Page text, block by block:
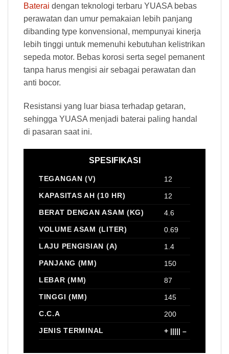
Baterai dengan teknologi terbaru YUASA bebas
perawatan dan umur pemakaian lebih panjang
dibanding type konvensional, mempunyai kinerja
lebih tinggi untuk memenuhi kebutuhan kelistrikan
sepeda motor. Bebas korosi serta segel pemanent
tanpa harus mengisi air sebagai perawatan dan
anti bocor.
Resistansi yang luar biasa terhadap getaran,
sehingga YUASA menjadi baterai paling handal
di pasaran saat ini.
SPESIFIKASI
TEGANGAN (V)
12
KAPASITAS AH (10 HR)
12
BERAT DENGAN ASAM (KG)
4.6
VOLUME ASAM (LITER)
0.69
LAJU PENGISIAN (A)
1.4
PANJANG (MM)
150
LEBAR (MM)
87
TINGGI (MM)
145
C.C.A
200
JENIS TERMINAL
+ ||||| –